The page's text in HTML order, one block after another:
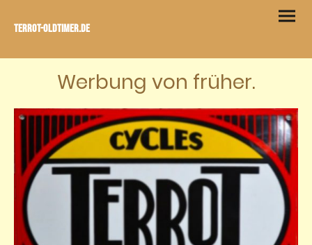
Terrot-Oldtimer.de
Werbung von früher.